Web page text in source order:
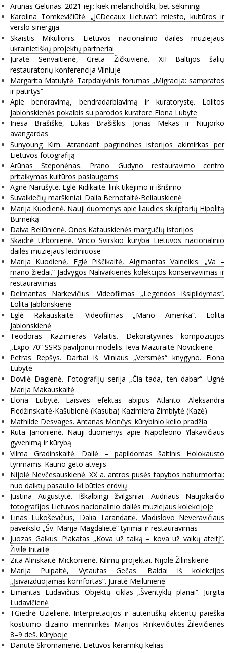
Arūnas Gelūnas. 2021-ieji: kiek melancholiški, bet sėkmingi
Karolina Tomkevičiūtė. „JCDecaux Lietuva“: miesto, kultūros ir
verslo sinergija
Skaistis Mikulionis. Lietuvos nacionalinio dailės muziejaus
ukrainietiškų projektų partneriai
Jūratė Senvaitienė, Greta Žičkuvienė. XII Baltijos šalių
restauratorių konferencija Vilniuje
Margarita Matulytė. Tarpdalykinis forumas „Migracija: sampratos
ir patirtys“
Apie bendravimą, bendradarbiavimą ir kuratorystę. Lolitos
Jablonskienės pokalbis su parodos kuratore Elona Lubyte
Inesa Brašiškė, Lukas Brašiškis. Jonas Mekas ir Niujorko
avangardas
Sunyoung Kim. Atrandant pagrindines istorijos akimirkas per
Lietuvos fotografiją
Arūnas Steponėnas. Prano Gudyno restauravimo centro
pritaikymas kultūros paslaugoms
Agnė Narušytė. Eglė Ridikaitė: link tikėjimo ir išrišimo
Suvalkiečių marškiniai. Dalia Bernotaitė-Beliauskienė
Marija Kuodienė. Nauji duomenys apie liaudies skulptorių Hipolitą
Burneiką
Daiva Beliūnienė. Onos Katauskienės margučių istorijos
Skaidrė Urbonienė. Vinco Svirskio kūryba Lietuvos nacionalinio
dailės muziejaus leidiniuose
Marija Kuodienė, Eglė Piščikaitė, Algimantas Vaineikis. „Va –
mano žiedai.“ Jadvygos Nalivaikienės kolekcijos konservavimas ir
restauravimas
Deimantas Narkevičius. Videofilmas „Legendos išsipildymas“.
Lolita Jablonskienė
Eglė Rakauskaitė. Videofilmas „Mano Amerika“. Lolita
Jablonskienė
Teodoras Kazimieras Valaitis. Dekoratyvinės kompozicijos
„Expo-70“ SSRS paviljonui modelis. Ieva Mazūraitė-Novickienė
Petras Repšys. Darbai iš Vilniaus „Versmės“ knygyno. Elona
Lubytė
Dovilė Dagienė. Fotografijų serija „Čia tada, ten dabar“. Ugnė
Marija Makauskaitė
Elona Lubytė. Laisvės efektas abipus Atlanto: Aleksandra
Fledžinskaitė-Kašubienė (Kasuba) Kazimiera Zimblytė (Kazė)
Mathilde Desvages. Antanas Mončys: kūrybinio kelio pradžia
Rūta Janonienė. Nauji duomenys apie Napoleono Ylakavičiaus
gyvenimą ir kūrybą
Vilma Gradinskaitė. Dailė – papildomas šaltinis Holokausto
tyrimams. Kauno geto atvejis
Nijolė Nevčesauskienė. XX a. antros pusės tapybos natiurmortai:
nuo daiktų pasaulio iki būties erdvių
Justina Augustytė. Iškalbingi žvilgsniai. Audriaus Naujokaičio
fotografijos Lietuvos nacionalinio dailės muziejaus kolekcijoje
Linas Lukoševičius, Dalia Tarandaitė. Vladislovo Neveravičiaus
paveikslo „Šv. Marija Magdalietė“ tyrimai ir restauravimas
Juozas Galkus. Plakatas „Kova už taiką – kova už vaikų ateitį“.
Živilė Intaitė
Zita Alinskaitė-Mickonienė. Kilimų projektai. Nijolė Žilinskienė
Marija Puipaitė, Vytautas Gečas. Baldai iš kolekcijos
„Įsivaizduojamas komfortas“. Jūratė Meilūnienė
Eimantas Ludavičius. Objektų ciklas „Šventyklų planai“. Jurgita
Ludavičienė
TGiedrė Uzielienė. Interpretacijos ir autentiškų akcentų paieška
kostiumo dizaino menininkės Marijos Rinkevičiūtės-Žilevičienės
8–9 deš. kūryboje
Danutė Skromanienė. Lietuvos keramikų kelias